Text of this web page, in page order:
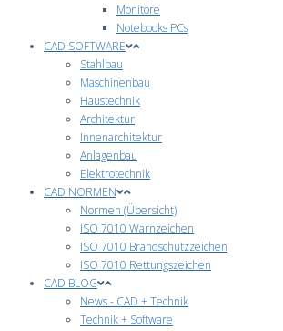
Monitore
Notebooks PCs
CAD SOFTWARE
Stahlbau
Maschinenbau
Haustechnik
Architektur
Innenarchitektur
Anlagenbau
Elektrotechnik
CAD NORMEN
Normen (Übersicht)
ISO 7010 Warnzeichen
ISO 7010 Brandschutzzeichen
ISO 7010 Rettungszeichen
CAD BLOG
News - CAD + Technik
Technik + Software